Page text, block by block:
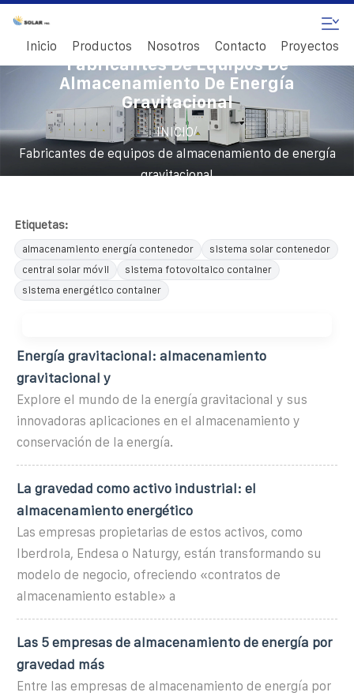
Inicio Productos Nosotros Contacto Proyectos
Fabricantes De Equipos De
Almacenamiento De Energía
Gravitacional
INICIO/
Fabricantes de equipos de almacenamiento de energía
gravitacional
Etiquetas:
almacenamiento energía contenedor
sistema solar contenedor
central solar móvil
sistema fotovoltaico container
sistema energético container
Energía gravitacional: almacenamiento
gravitacional y
Explore el mundo de la energía gravitacional y sus
innovadoras aplicaciones en el almacenamiento y
conservación de la energía.
La gravedad como activo industrial: el
almacenamiento energético
Las empresas propietarias de estos activos, como
Iberdrola, Endesa o Naturgy, están transformando su
modelo de negocio, ofreciendo «contratos de
almacenamiento estable» a
Las 5 empresas de almacenamiento de energía por
gravedad más
Entre las empresas de almacenamiento de energía por